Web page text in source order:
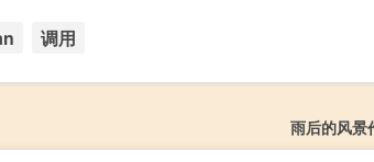
调用
雨后的风景